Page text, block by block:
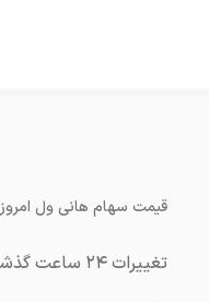
قیمت سهام هانی ول امروز
تغییرات ۲۴ ساعت گذشته سهام هانی ول: